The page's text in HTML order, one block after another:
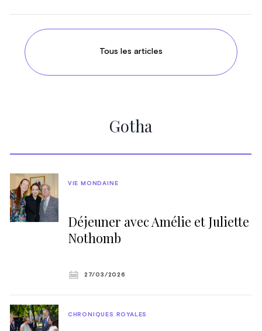
Tous les articles
Gotha
Déjeuner avec Amélie et Juliette
Nothomb
VIE MONDAINE
27/03/2026
CHRONIQUES ROYALES